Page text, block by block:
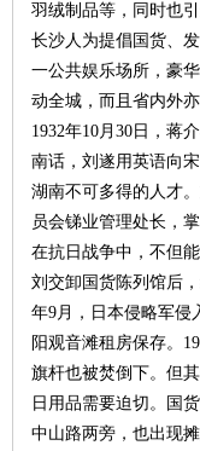
羽绒制品等，同时也
长沙人为提倡国货、
一公共娱乐场所，豪
动全城，而且省内外
1932年10月30日，蒋
南话，刘遂用英语向
湖南不可多得的人才
员会锑业管理处长，
在抗日战争中，不但
刘交卸国货陈列馆后
年9月，日本侵略军侵
阳观音滩租房保存。
旗杆也被焚倒下。但
日用品需要迫切。国
中山路两旁，也出现